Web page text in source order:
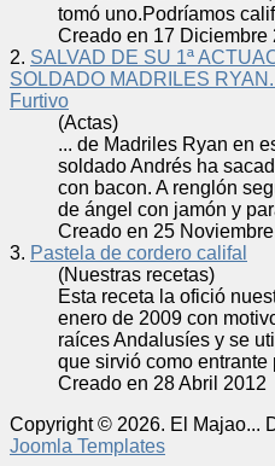
tomó uno.Podríamos
Creado en 17 Diciembre
2. SALVAD DE SU 1ª
SOLDADO MADRILES
Furtivo
(Actas)
... de Madriles Ryan en
soldado Andrés ha
con bacon. A renglón
de ángel con jamón y
Creado en 25
3. Pastela de cordero califal
(Nuestras recetas)
Esta receta la ofició
enero de 2009 con
raíces Andalusíes y se
que sirvió como entrante
Creado en 28 Abril 2012
Copyright © 2026. El Majao...
Joomla Templates